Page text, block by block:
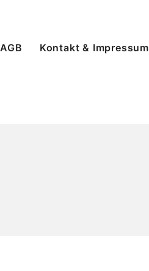
AGB Kontakt & Impressum